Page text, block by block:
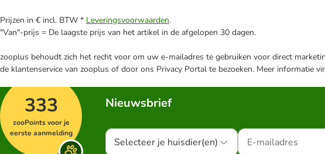
Prijzen in € incl. BTW * Leveringsvoorwaarden.
"Van"-prijs = De laagste prijs van het artikel in de afgelopen 30 dagen.
zooplus behoudt zich het recht voor om uw e-mailadres te gebruiken voor direct
de klantenservice van zooplus of door ons Privacy Portal te bezoeken. Meer informatie
333
zooPoints voor je
eerste aanmelding
Nieuwsbrief
Selecteer je huisdier(en)